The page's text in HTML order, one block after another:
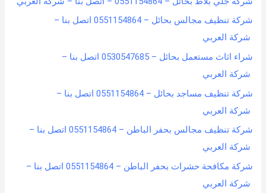
شركة تنظيف مجالس بحائل – 0551154864 اتصل بنا –
شركة العربي
شراء اثاث مستعمل بحائل – 0530547685 اتصل بنا –
شركة العربي
شركة تنظيف مساجد بحائل – 0551154864 اتصل بنا –
شركة العربي
شركة تنظيف مجالس بحفر الباطن – 0551154864 اتصل بنا –
شركة العربي
شركة مكافحة حشرات بحفر الباطن – 0551154864 اتصل بنا –
شركة العربي